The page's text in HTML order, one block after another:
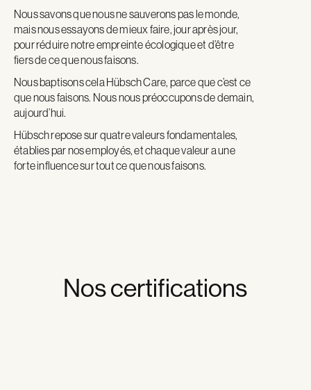
Nous savons que nous ne sauverons pas le monde,
mais nous essayons de mieux faire, jour après jour,
pour réduire notre empreinte écologique et d’être
fiers de ce que nous faisons.
Nous baptisons cela Hübsch Care, parce que c’est ce
que nous faisons. Nous nous préoccupons de demain,
aujourd’hui.
Hübsch repose sur quatre valeurs fondamentales,
établies par nos employés, et chaque valeur a une
forte influence sur tout ce que nous faisons.
Nos certifications